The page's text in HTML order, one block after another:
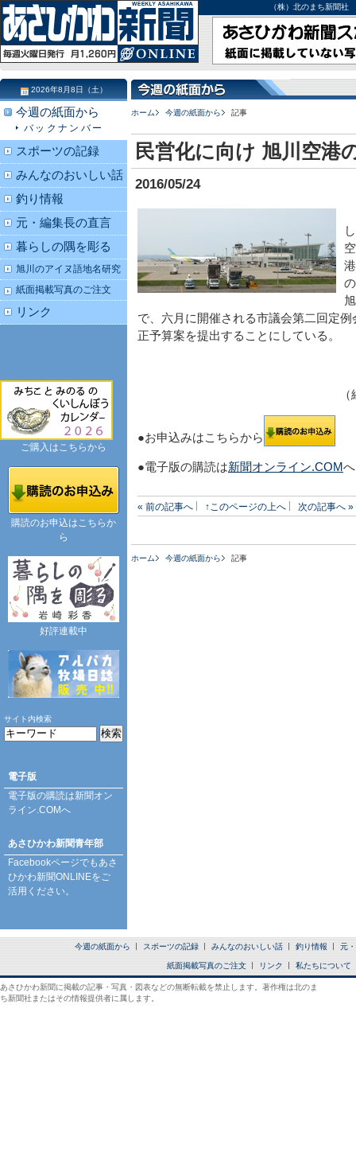
（株）北のまち新聞
ホーム 今週の紙面から 記事
民営化に向け 旭川空港
2016/05/24
で、六月に開催される市議会第二回定
正予算案を提出することにしている。
●お申込みはこちらから
●電子版の購読は新聞オンライン.COMへ
« 前の記事へ ↑このページの上へ 次の記事へ »
ホーム 今週の紙面から 記事
2026年8月8日（土）
今週の紙面から
バックナンバー
スポーツの記録
みんなのおいしい話
釣り情報
元・編集長の直言
暮らしの隅を彫る
旭川のアイヌ語地名研究
紙面掲載写真のご注文
リンク
ご購入はこちらから
購読のお申込はこちらか
ら
好評連載中
サイト内検索
電子版
電子版の購読は新聞オン
ライン.COMへ
あさひかわ新聞青年部
Facebookページでもあさ
ひかわ新聞ONLINEをご
活用ください。
今週の紙面から スポーツの記録 みんなのおいしい話 釣り情報 元
紙面掲載写真のご注文 リンク 私たちについて
あさひかわ新聞に掲載の記事・写真・図表などの無断転載を禁止します。著作権は北のま
ち新聞社またはその情報提供者に属します。